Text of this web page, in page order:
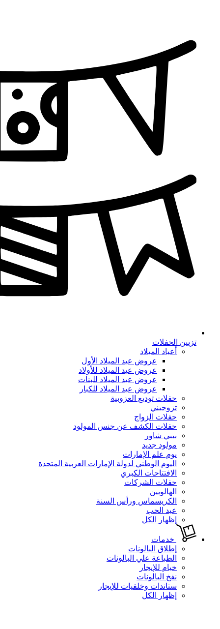
تزيين الحفلات
أعياد الميلاد
عروض عيد الميلاد الأول
عروض عيد الميلاد للأولاد
عروض عيد الميلاد للبنات
عروض عيد الميلاد للكبار
حفلات توديع العزوبية
تزوجيني
حفلات الزواج
حفلات الكشف عن جنس المولود
بيبي شاور
مولود جديد
يوم علم الإمارات
اليوم الوطني لدولة الإمارات العربية المتحدة
الافتتاحات الكبري
حفلات الشركات
الهالويين
الكريسماس ورأس السنة
عيد الحب
إظهار الكل
خدمات
إطلاق البالونات
الطباعة علي البالونات
خيام للإيجار
نفخ البالونات
ستاندات وخلفيات للإيجار
إظهار الكل